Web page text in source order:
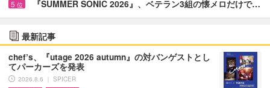
5 位 『SUMMER SONIC 2026』、ベテラン3組の懐メロだけで…
最新記事
chef’s、『utage 2026 autumn』の対バンゲストとし
てパーカーズを発表
2026.8.6 ｜ SPICER